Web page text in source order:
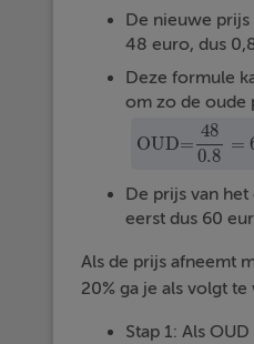
De nieuwe
48 euro, dus
Deze formule
om zo de oude
OUD=
48
0.8
=
OUD=480.8=
De prijs van
eerst dus 60
Als de prijs afneemt
20% ga je als volgt te
Stap 1: Als